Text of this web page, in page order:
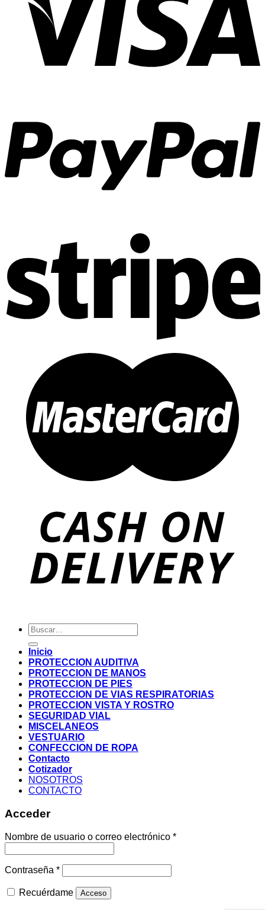
Buscar
por:
Inicio
PROTECCION AUDITIVA
PROTECCION DE MANOS
PROTECCION DE PIES
PROTECCION DE VIAS RESPIRATORIAS
PROTECCION VISTA Y ROSTRO
SEGURIDAD VIAL
MISCELANEOS
VESTUARIO
CONFECCION DE ROPA
Contacto
Cotizador
NOSOTROS
CONTACTO
Acceder
Nombre de usuario o correo electrónico *
Contraseña *
Recuérdame Acceso